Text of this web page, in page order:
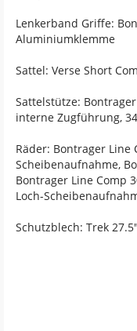
Lenkerband Griffe:
Aluminiumklemme
Sattel: Verse Short
Sattelstütze:
interne Zugführung,
Räder: Bontrager Line
Scheibenaufnahme,
Bontrager Line Comp
Loch-
Schutzblech: Trek